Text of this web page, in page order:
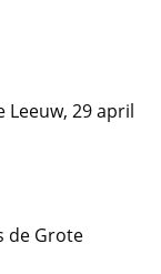
Leeuw, 29 april
de Grote